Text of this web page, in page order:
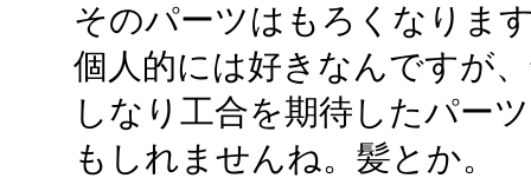
そのパーツはもろくなりま
個人的には好きなんですが
しなり工合を期待したパー
もしれませんね。髪とか。